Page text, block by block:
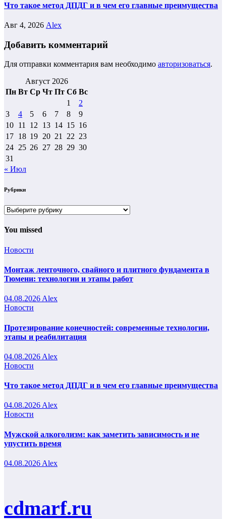
Что такое метод ДПДГ и в чем его главные преимущества
Авг 4, 2026 Alex
Добавить комментарий
Для отправки комментария вам необходимо авторизоваться.
Август 2026
Пн Вт Ср Чт Пт Сб Вс
1
2
3
4 5 6 7 8
9
10 11 12 13 14 15 16
17 18 19 20 21 22 23
24 25 26 27 28 29 30
31
« Июл
Рубрики
Рубрики
You missed
Новости
Монтаж ленточного, свайного и плитного фундамента в
Тюмени: технологии и этапы работ
04.08.2026 Alex
Новости
Протезирование конечностей: современные технологии,
этапы и реабилитация
04.08.2026 Alex
Новости
Что такое метод ДПДГ и в чем его главные преимущества
04.08.2026 Alex
Новости
Мужской алкоголизм: как заметить зависимость и не
упустить время
04.08.2026 Alex
cdmarf.ru